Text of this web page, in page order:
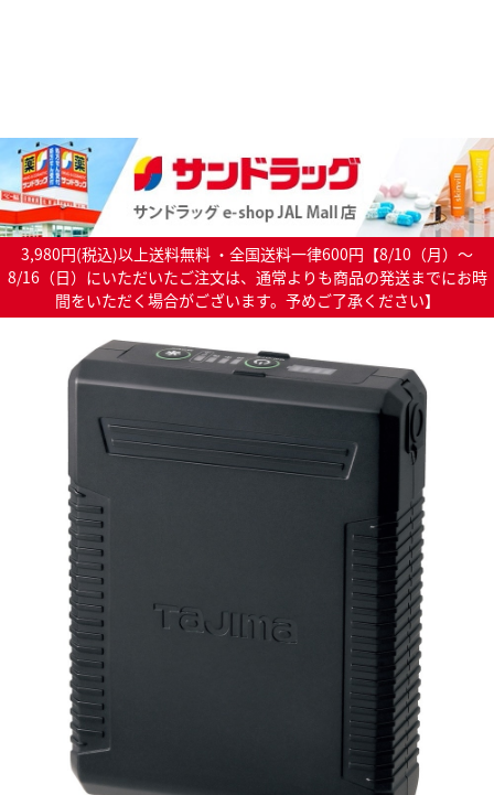
3,980円(税込)以上送料無料 ・全国送料一律600円【8/10（月）～
8/16（日）にいただいたご注文は、通常よりも商品の発送までにお時
間をいただく場合がございます。予めご了承ください】